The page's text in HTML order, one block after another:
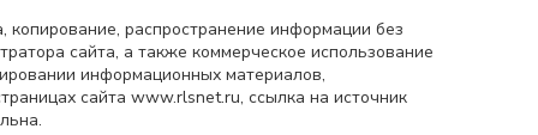
копирование, распространение информации без
сайта, а также коммерческое использование
информационных материалов,
сайта www.rlsnet.ru, ссылка на источник